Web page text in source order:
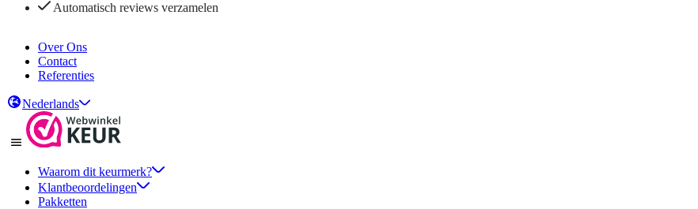
Automatisch reviews verzamelen
Over Ons
Contact
Referenties
Nederlands
Waarom dit keurmerk?
Klantbeoordelingen
Pakketten